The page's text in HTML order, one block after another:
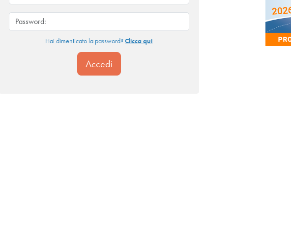
Hai dimenticato la password?Clicca qui